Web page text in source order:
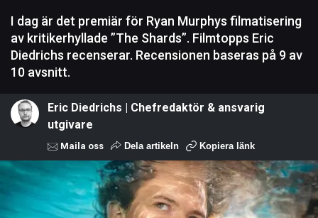
I dag är det premiär för Ryan Murphys filmatisering
av kritikerhyllade ”The Shards”. Filmtopps Eric
Diedrichs recenserar. Recensionen baseras på 9 av
10 avsnitt.
Eric Diedrichs | Chefredaktör & ansvarig
utgivare
Maila oss Dela artikeln Kopiera länk